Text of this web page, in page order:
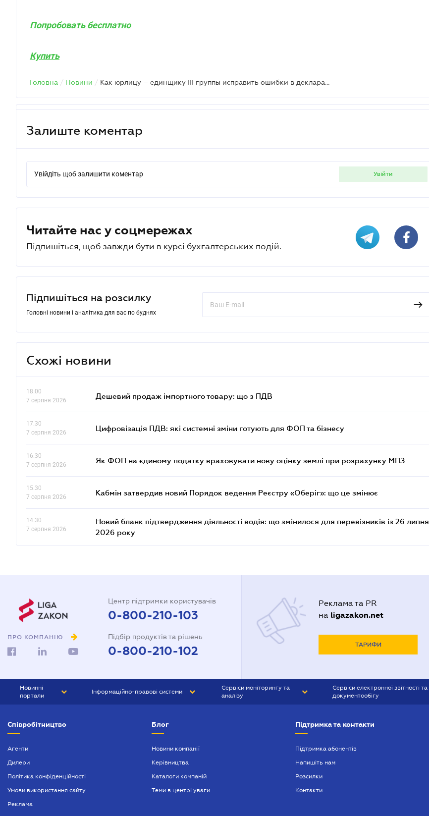
Попробовать бесплатно
Купить
Головна / Новини / Как юрлицу – единщику III группы исправить ошибки в декларации
Залиште коментар
Увійдіть щоб залишити коментар увійти
Читайте нас у соцмережах
Підпишіться, щоб завжди бути в курсі бухгалтерських подій.
Підпишіться на розсилку
Головні новини і аналітика для вас по буднях
Схожі новини
18.00
7 серпня 2026
Дешевий продаж імпортного товару: що з ПДВ
17.30
7 серпня 2026
Цифровізація ПДВ: які системні зміни готують для ФОП та бізнесу
16.30
7 серпня 2026
Як ФОП на єдиному податку враховувати нову оцінку землі при розрахунку МПЗ
15.30
7 серпня 2026
Кабмін затвердив новий Порядок ведення Реєстру «Оберіг»: що це змінює
14.30
7 серпня 2026
Новий бланк підтвердження діяльності водія: що змінилося для перевізників із 26 липня
2026 року
ПРО КОМПАНІЮ
Центр підтримки користувачів
0-800-210-103
Підбір продуктів та рішень
0-800-210-102
Реклама та PR
на ligazakon.net
ТАРИФИ
Новинні
портали
БІЗНЕС
Інформаційно-правові системи
БУХГАЛТЕР ПРОФ
Сервіси моніторингу та
аналізу
Сервіси електронної звітності та
документообігу
Співробітництво
Агенти
Дилери
Політика конфіденційності
Умови використання сайту
Реклама
Блог
Новини компанії
Керівництва
Каталоги компаній
Теми в центрі уваги
Підтримка та контакти
Підтримка абонентів
Напишіть нам
Розсилки
Контакти